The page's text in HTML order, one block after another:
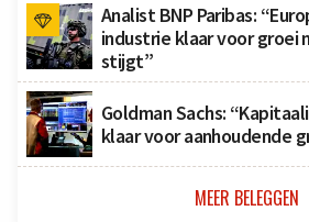
Analist BNP Paribas:
industrie klaar voor groei
stijgt”
Goldman Sachs:
klaar voor aanhoudende
MEER BELEGGEN